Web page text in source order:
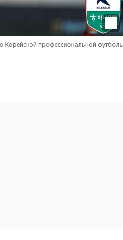
профессиональной футболь